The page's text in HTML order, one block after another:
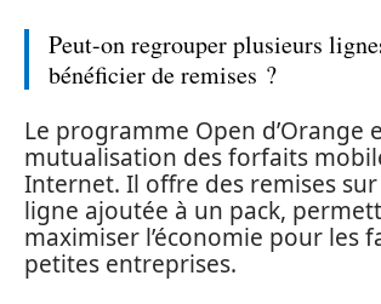
Peut-on regrouper plusieurs
bénéficier de remises ?
Le programme Open d’Orange
mutualisation des forfaits
Internet. Il offre des remises
ligne ajoutée à un pack,
maximiser l’économie pour les
petites entreprises.